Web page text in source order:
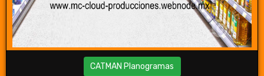
CATMAN Planogramas